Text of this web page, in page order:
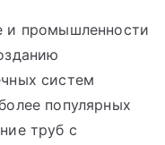
и промышленности
систем
популярных
труб с